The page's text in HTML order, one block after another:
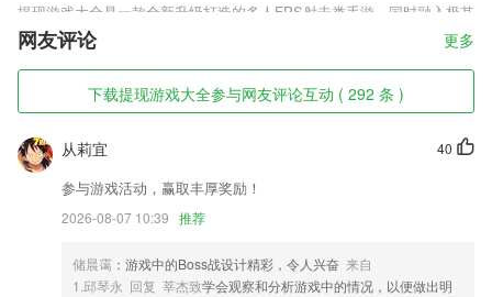
提现游戏大全是一款全新升级打造的多人FPS射击类手游，同时融入极其
经典枪战射击元素，新增多种不同战斗属性的英雄供你选择，在全新战场
之中开启更为精彩刺激的竞技对决。丰富多样的玩法模式供你自由体验，
通过各种热血的激战让自己能不断掌握技巧，搭配上各种强大的枪械，帮
助你能拿下更多竞技对战的胜利。
提现游戏大全软件特色
1,通过完善的大数据管理模式，可以让2265用户自己随时来处理不同的需
求内容，所有的订单内容都是同步更新非常全面的，所有的需求以及备注
一目了然，管理起来更加高效率。
3,* 支持相册存储管理，想要的照片随时随地导入导出；
网友评论 更多
下载提现游戏大全参与网友评论互动 ( 292 条 )
40
从莉宜
参与游戏活动，赢取丰厚奖励！
2026-08-07 10:39 推荐
储晨霭 ：游戏中的Boss战设计精彩，令人兴奋 来自
1.邱琴永 回复 莘杰致学会观察和分析游戏中的情况，以便做出明